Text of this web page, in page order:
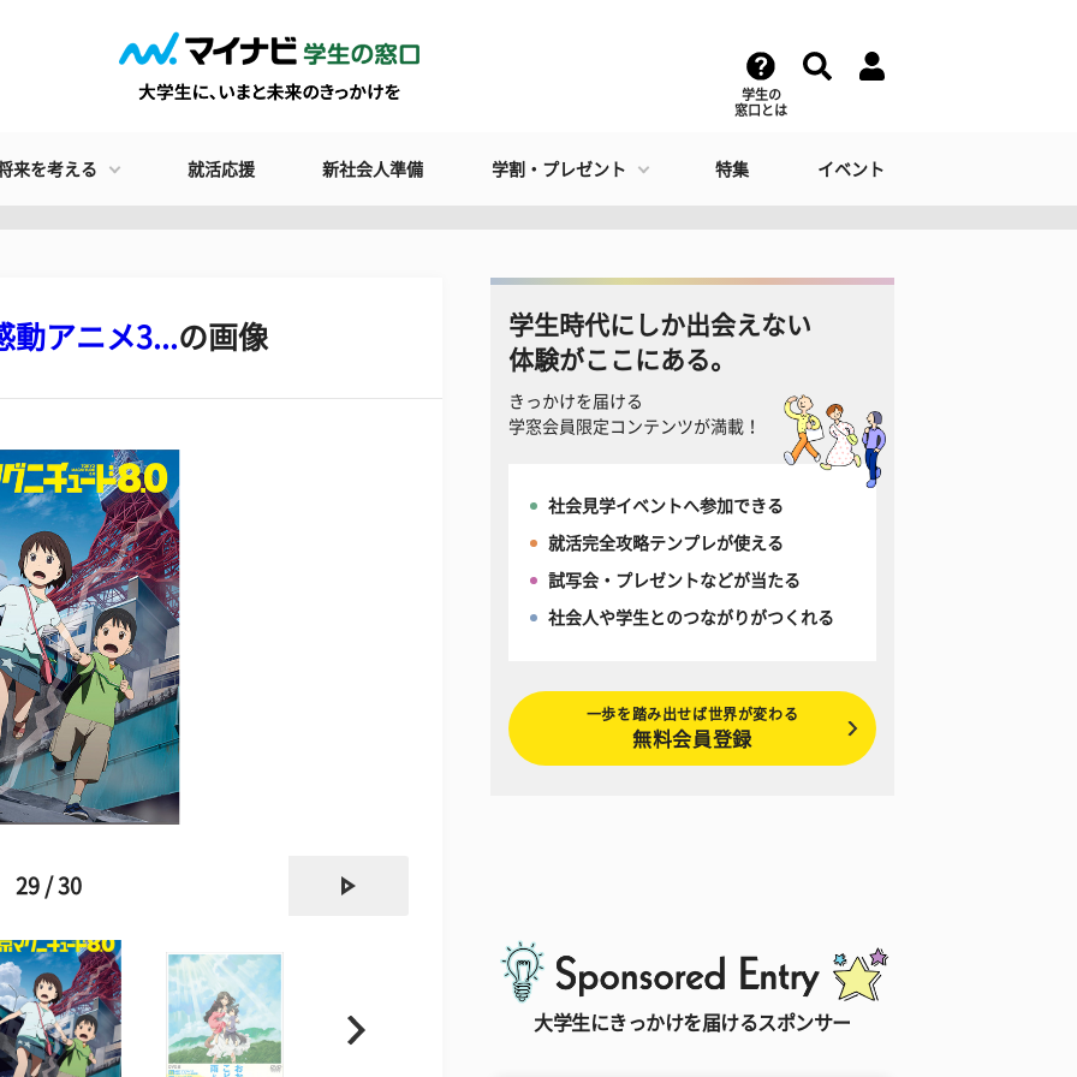
学生の
窓口とは
来を考える 就活応援 新社会人準備 学割・プレゼント 特集 イベント
動アニメ3...の画像
29 / 30
学生時代にしか出会えない
体験がここにある。
きっかけを届ける
学窓会員限定コンテンツが満載！
社会見学イベントへ参加できる
就活完全攻略テンプレが使える
試写会・プレゼントなどが当たる
社会人や学生とのつながりがつくれる
一歩を踏み出せば世界が変わる
無料会員登録
大学生にきっかけを届けるスポンサー